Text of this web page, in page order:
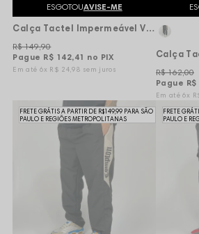
ESGOTOUAVISE-ME
Calça Tactel Impermeável Vizu07 Line - Preta
Pague R$ 142,41 no PIX
R$ 149,90
6x R$ 24,98 sem juros
Pague
R$ 162,00
6x
FRETE GRÁTIS A PARTIR DE R$149,99 PARA SÃO
PAULO E REGIÕES METROPOLITANAS
FRETE
PAULO E